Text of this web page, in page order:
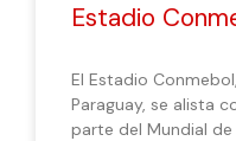
Estadio
El Estadio
Paraguay, se alista
parte del Mundial